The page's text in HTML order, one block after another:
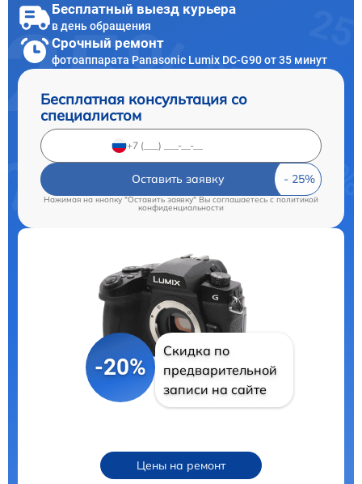
Бесплатный выезд курьера
в день обращения
Срочный ремонт
фотоаппарата Panasonic Lumix DC-G90 от 35 минут
Бесплатная консультация со
специалистом
Оставить заявку
Нажимая на кнопку "Оставить заявку" Вы соглашаетесь cполитикой
конфиденциальности
-20%
Скидка по
предварительной
записи на сайте
Цены на ремонт